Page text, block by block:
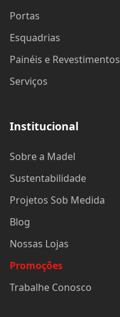
Portas
Esquadrias
Painéis e Revestimentos
Serviços
Institucional
Sobre a Madel
Sustentabilidade
Projetos Sob Medida
Blog
Nossas Lojas
Promoções
Trabalhe Conosco